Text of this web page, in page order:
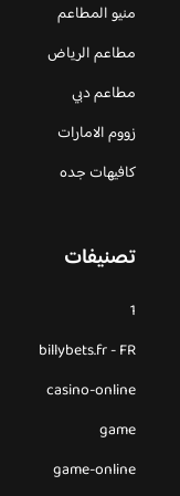
منيو المطاعم
مطاعم الرياض
مطاعم دبي
زووم الامارات
كافيهات جده
تصنيفات
1
billybets.fr - FR
casino-online
game
game-online